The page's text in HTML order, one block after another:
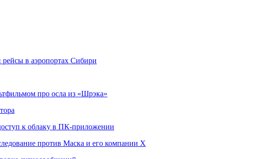
в аэропортах Сибири
про осла из «Шрэка»
к облаку в ПК-приложении
против Маска и его компании X